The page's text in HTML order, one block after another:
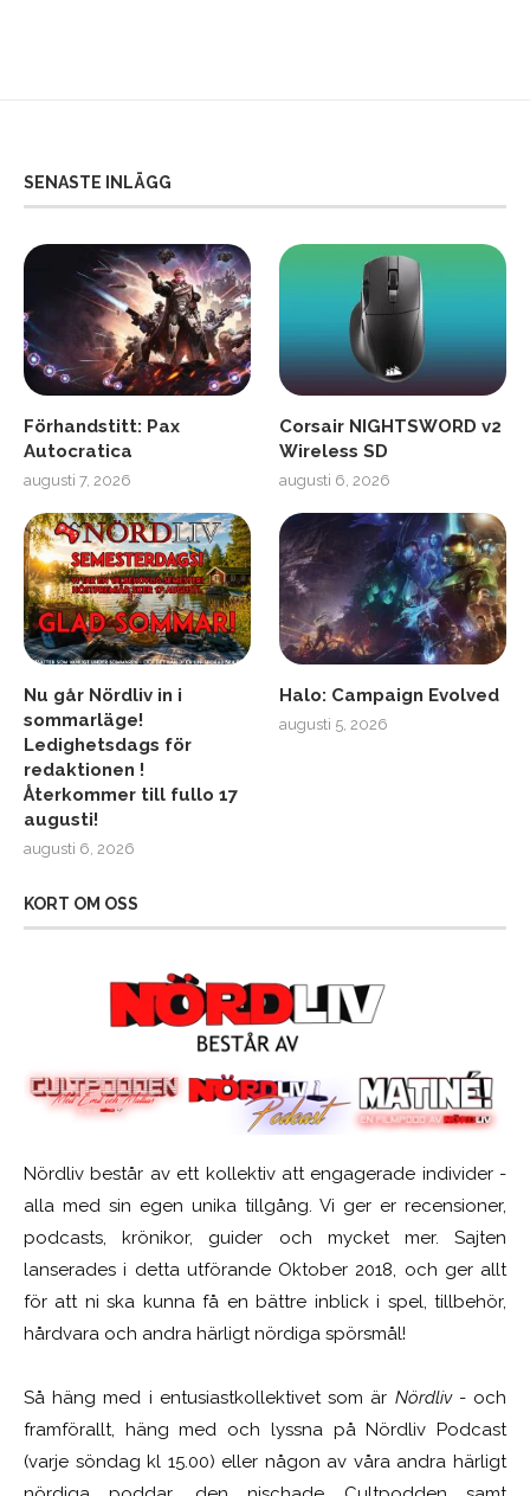
SENASTE INLÄGG
Förhandstitt: Pax
Autocratica
augusti 7, 2026
Corsair NIGHTSWORD v2
Wireless SD
augusti 6, 2026
Nu går Nördliv in i
sommarläge!
Ledighetsdags för
redaktionen !
Återkommer till fullo 17
augusti!
augusti 6, 2026
Halo: Campaign Evolved
augusti 5, 2026
KORT OM OSS
Nördliv består av ett kollektiv att engagerade individer -
alla med sin egen unika tillgång. Vi ger er recensioner,
podcasts, krönikor, guider och mycket mer. Sajten
lanserades i detta utförande Oktober 2018, och ger allt
för att ni ska kunna få en bättre inblick i spel, tillbehör,
hårdvara och andra härligt nördiga spörsmål!
Så häng med i entusiastkollektivet som är Nördliv- och
framförallt, häng med och lyssna på Nördliv Podcast
(varje söndag kl 15.00) eller någon av våra andra härligt